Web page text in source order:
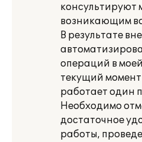
консультируют
возникающим
В результате
операций в
текущий
работает один
Необходимо
достаточное
работы,